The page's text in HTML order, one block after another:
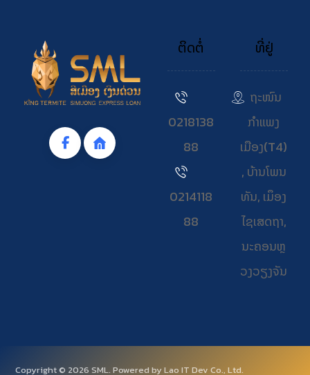
ຕິດຕໍ່
0218138
88
0214118
88
ທີ່ຢູ່
ຖະໜົນ
ກຳແພງ
ເມືອງ(T4)
, ບ້ານໂພນ
ທັນ, ເມຶອງ
ໄຊເສດຖາ,
ນະຄອນຫຼ
ວງວຽງຈັນ
Copyright © 2026 SML. Powered by Lao IT Dev Co., Ltd.